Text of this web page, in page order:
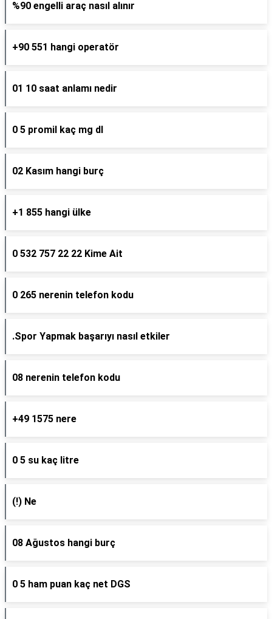
%90 engelli araç nasıl alınır
+90 551 hangi operatör
01 10 saat anlamı nedir
0 5 promil kaç mg dl
02 Kasım hangi burç
+1 855 hangi ülke
0 532 757 22 22 Kime Ait
0 265 nerenin telefon kodu
.Spor Yapmak başarıyı nasıl etkiler
08 nerenin telefon kodu
+49 1575 nere
0 5 su kaç litre
(!) Ne
08 Ağustos hangi burç
0 5 ham puan kaç net DGS